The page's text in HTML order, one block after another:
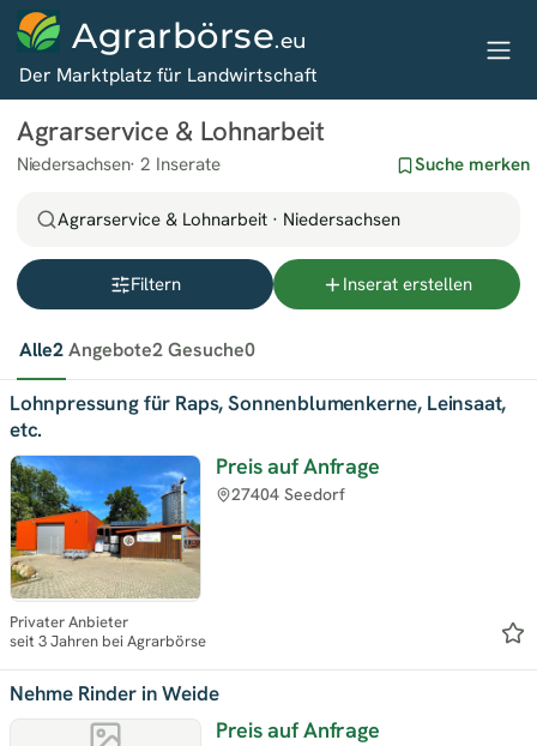
Agrarbörse.eu
Der Marktplatz für Landwirtschaft
Agrarservice & Lohnarbeit
Niedersachsen 2 Inserate Suche merken
Agrarservice & Lohnarbeit · Niedersachsen
Filtern Inserat erstellen
Alle2Angebote2Gesuche0
Lohnpressung für Raps, Sonnenblumenkerne, Leinsaat,
etc.
Preis auf Anfrage
27404 Seedorf
Privater Anbieter
seit 3 Jahren bei Agrarbörse
Nehme Rinder in Weide
Preis auf Anfrage